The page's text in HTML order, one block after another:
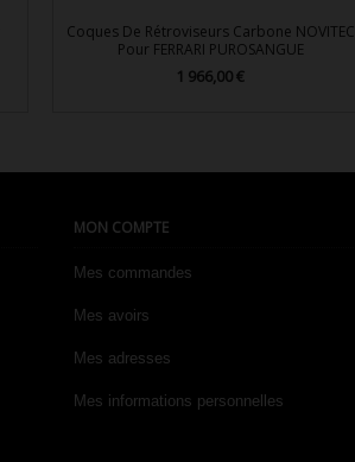
Coques De Rétroviseurs Carbone NOVITEC
Pour FERRARI PUROSANGUE
Prix
1 966,00 €
MON COMPTE
Mes commandes
Mes avoirs
Mes adresses
Mes informations personnelles